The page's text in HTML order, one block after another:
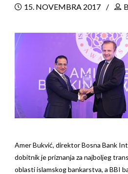
15. NOVEMBRA 2017
Amer Bukvić, direktor Bosna Bank
dobitnik je priznanja za najboljeg
oblasti islamskog bankarstva, a BBI